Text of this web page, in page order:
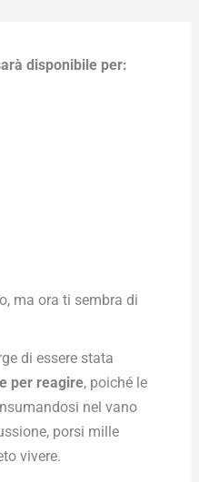
disponibile per:
ma ora ti sembra di
di essere stata
per reagire, poiché le
nel vano
porsi mille
vivere.